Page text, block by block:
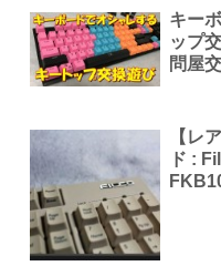
キー
ップ
問屋
【レ
ド :